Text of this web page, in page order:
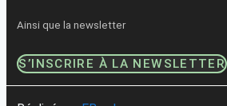
Ainsi que la newsletter
S’INSCRIRE À LA NEWSLETTER